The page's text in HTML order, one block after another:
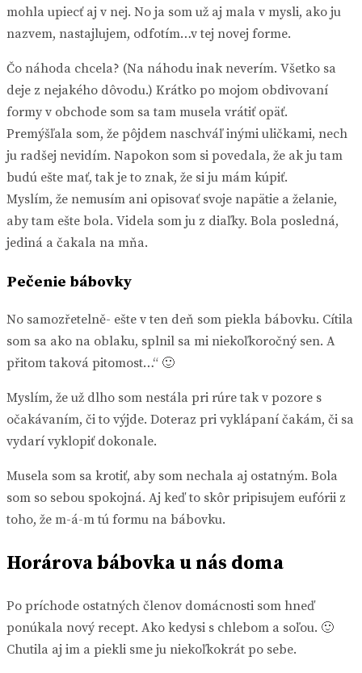
mohla upiecť aj v nej. No ja som už aj mala v mysli, ako ju
nazvem, nastajlujem, odfotím…v tej novej forme.
Čo náhoda chcela? (Na náhodu inak neverím. Všetko sa
deje z nejakého dôvodu.) Krátko po mojom obdivovaní
formy v obchode som sa tam musela vrátiť opäť.
Premýšľala som, že pôjdem naschváľ inými uličkami, nech
ju radšej nevidím. Napokon som si povedala, že ak ju tam
budú ešte mať, tak je to znak, že si ju mám kúpiť.
Myslím, že nemusím ani opisovať svoje napätie a želanie,
aby tam ešte bola. Videla som ju z diaľky. Bola posledná,
jediná a čakala na mňa.
Pečenie bábovky
No samozřetelně- ešte v ten deň som piekla bábovku. Cítila
som sa ako na oblaku, splnil sa mi niekoľkoročný sen. A
přitom taková pitomost…“ 🙂
Myslím, že už dlho som nestála pri rúre tak v pozore s
očakávaním, či to výjde. Doteraz pri vyklápaní čakám, či sa
vydarí vyklopiť dokonale.
Musela som sa krotiť, aby som nechala aj ostatným. Bola
som so sebou spokojná. Aj keď to skôr pripisujem eufórii z
toho, že m-á-m tú formu na bábovku.
Horárova bábovka u nás doma
Po príchode ostatných členov domácnosti som hneď
ponúkala nový recept. Ako kedysi s chlebom a soľou. 🙂
Chutila aj im a piekli sme ju niekoľkokrát po sebe.